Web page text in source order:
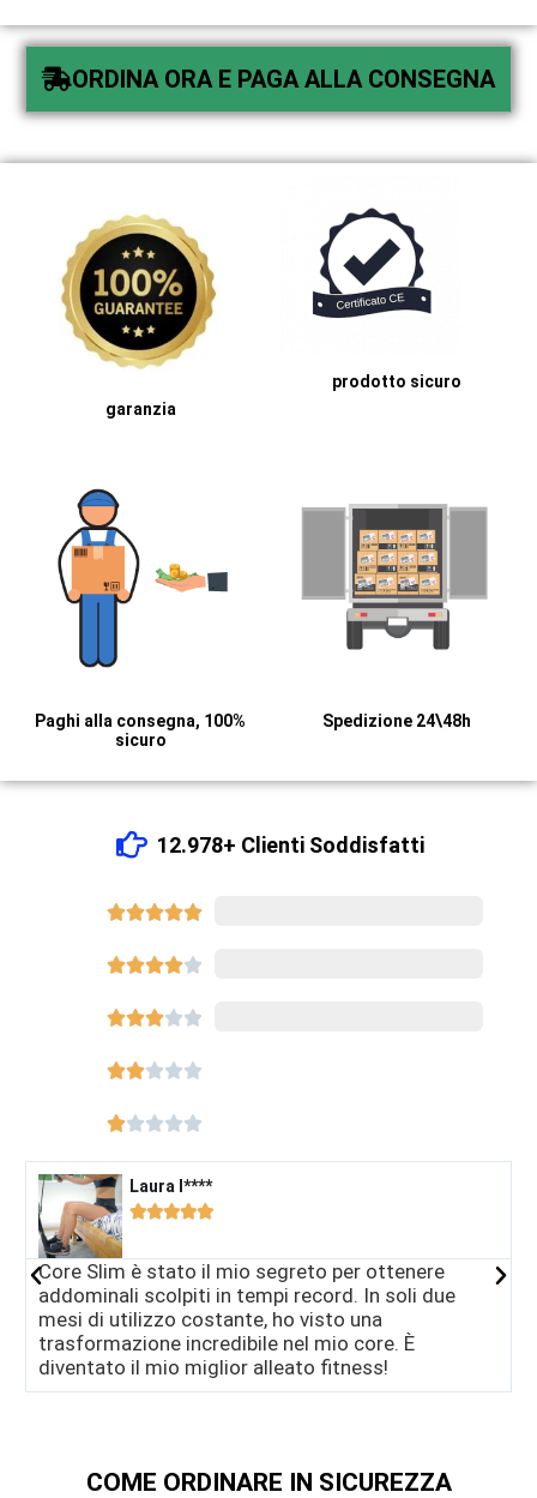
ORDINA ORA E PAGA ALLA CONSEGNA
garanzia
prodotto sicuro
Paghi alla consegna, 100%
sicuro
Spedizione 24\48h
12.978+ Clienti Soddisfatti





Laura I****​

Core Slim è stato il mio segreto per ottenere
addominali scolpiti in tempi record. In soli due
mesi di utilizzo costante, ho visto una
trasformazione incredibile nel mio core. È
diventato il mio miglior alleato fitness!
COME ORDINARE IN SICUREZZA